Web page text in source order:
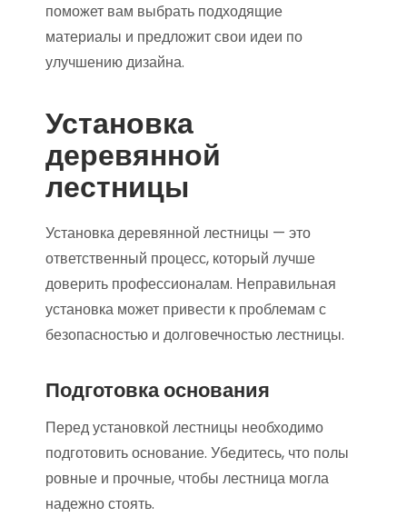
поможет вам выбрать подходящие
материалы и предложит свои идеи по
улучшению дизайна.
Установка
деревянной
лестницы
Установка деревянной лестницы — это
ответственный процесс, который лучше
доверить профессионалам. Неправильная
установка может привести к проблемам с
безопасностью и долговечностью лестницы.
Подготовка основания
Перед установкой лестницы необходимо
подготовить основание. Убедитесь, что полы
ровные и прочные, чтобы лестница могла
надежно стоять.